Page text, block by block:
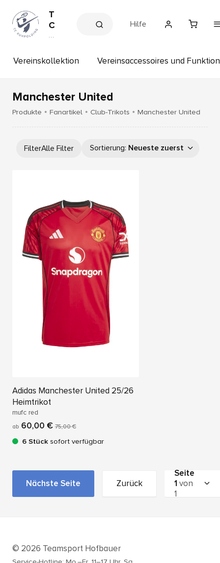
T
C
R
h
d
i
ei
h
o
p
Hilfe
Vereinskollektion Vereinsaccessoires und
Manchester United
Produkte Fanartikel Club-Trikots Manchester United
FilterAlle Filter Sortierung: Neueste zuerst
Adidas Manchester United 25/26
Heimtrikot
mufc red
ab 60,00 € 75,00 €
6 Stück sofort verfügbar
Nächste Seite Zurück
Seite
1 von
1
© 2026 Teamsport Hofbauer